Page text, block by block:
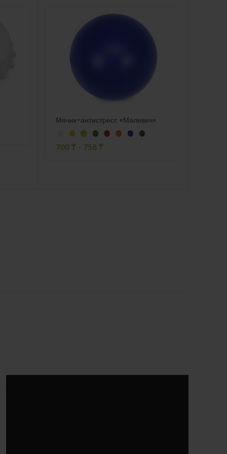
Мячик-антистресс «Малевич»
700 ₸ – 758 ₸